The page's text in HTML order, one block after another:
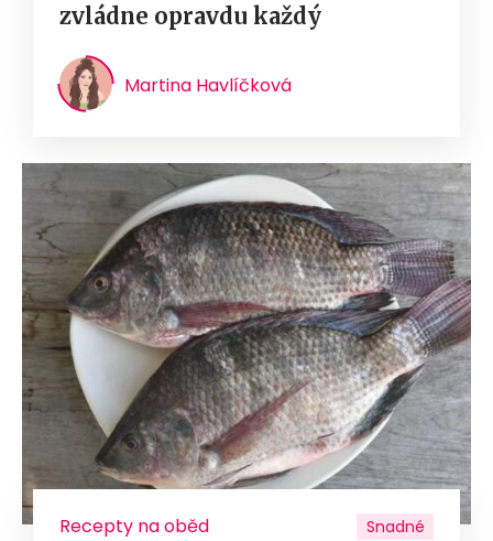
zvládne opravdu každý
Martina Havlíčková
Recepty na oběd Snadné